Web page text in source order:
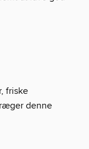
friske
denne